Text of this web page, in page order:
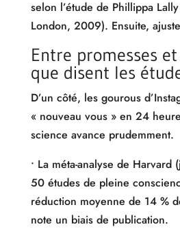
selon l’étude de Phillippa
London, 2009). Ensuite,
Entre promesses
que disent les
D’un côté, les gourous
« nouveau vous » en 24
science avance prudemment.
• La méta-analyse de
50 études de pleine
réduction moyenne de 14 %
note un biais de publication.